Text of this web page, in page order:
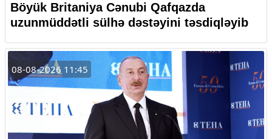
Böyük Britaniya Cənubi Qafqazda
uzunmüddətli sülhə dəstəyini təsdiqləyib
08-08-2026 11:45